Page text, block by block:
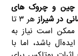
چین و چروک‌ های
در شیراز
هر ۳ تا
ممکن است نیاز به
باشد، اما با